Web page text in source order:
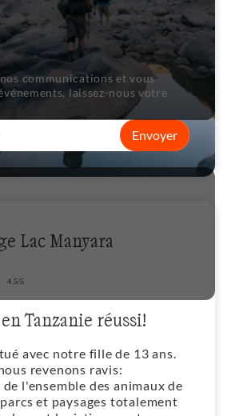
communications et vous
laissez-nous votre
Envoyer
Lac Manyara
Tanzanie réussi!
avec notre fille de 13 ans.
revenons ravis:
l'ensemble des animaux de
et paysages totalement